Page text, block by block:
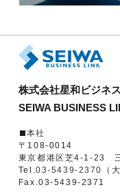
株式会社星和ビジネ
SEIWA BUSINESS
本社
〒108-0014
東京都港区芝4-1-23
Tel.03-5439-2370
（
Fax.03-5439-2371